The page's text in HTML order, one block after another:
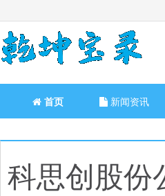
首页 新闻资讯
科思创股份